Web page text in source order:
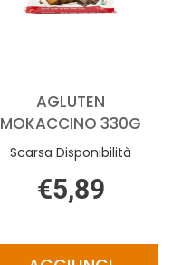
AGLUTEN
MOKACCINO 330G
Scarsa Disponibilità
€5,89